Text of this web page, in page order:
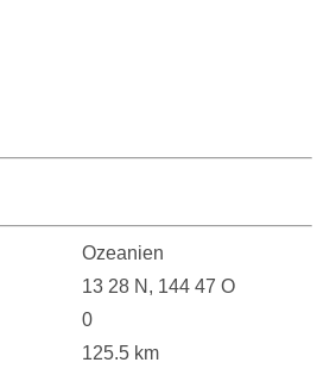
Ozeanien
13 28 N, 144 47 O
0
125.5 km